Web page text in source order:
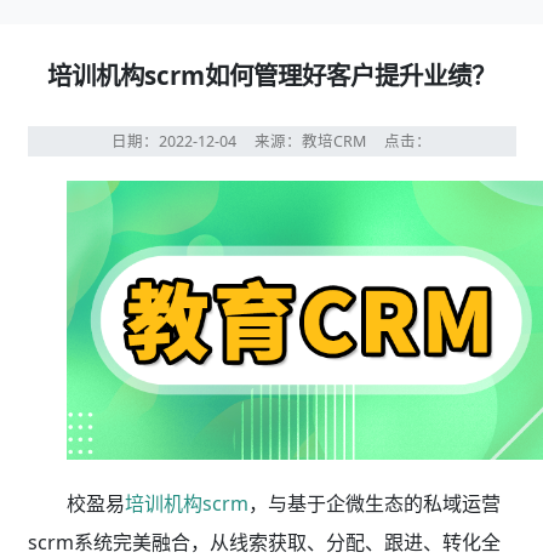
培训机构scrm如何管理好客户提升业绩？
日期：2022-12-04 来源：教培CRM 点击：
校盈易培训机构scrm，与基于企微生态的私域运营
scrm系统完美融合，从线索获取、分配、跟进、转化全